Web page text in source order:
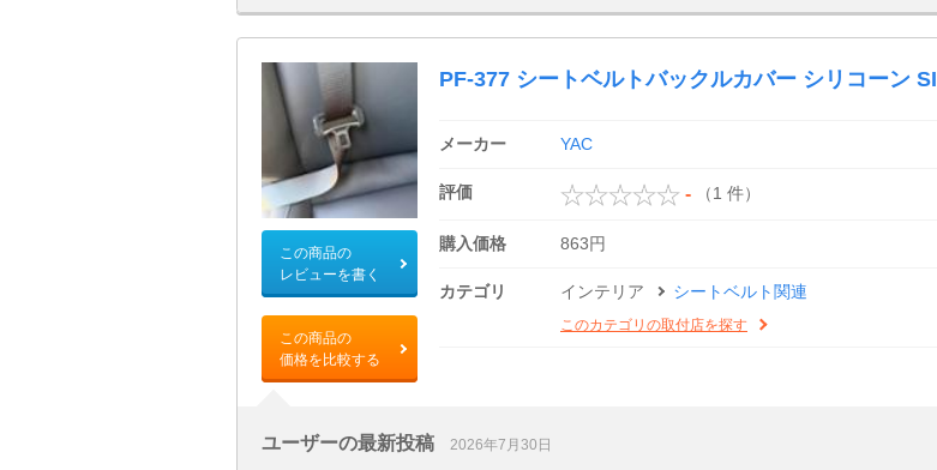
この商品の
レビューを書く
この商品の
価格を比較する
PF-377 シートベルトバックルカバー シリコーン SI
メーカー YAC
評価 - （1 件）
購入価格 863円
カテゴリ インテリア シートベルト関連
このカテゴリの取付店を探す
ユーザーの最新投稿 2026年7月30日